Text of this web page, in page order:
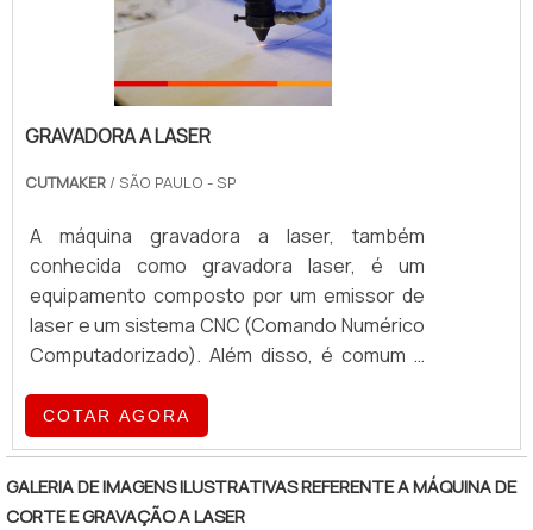
GRAVADORA A LASER
CUTMAKER / SÃO PAULO - SP
A máquina gravadora a laser, também
conhecida como gravadora laser, é um
equipamento composto por um emissor de
laser e um sistema CNC (Comando Numérico
Computadorizado). Além disso, é comum a
que gera o laser e um exaustor para sucção
de resíduos do processo.As máquinas de
gravação a laser são utilizadas nas
pequenas e grandes indústrias, onde
COTAR AGORA
GALERIA DE IMAGENS ILUSTRATIVAS REFERENTE A MÁQUINA DE
CORTE E GRAVAÇÃO A LASER